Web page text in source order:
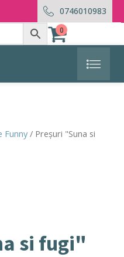
0746010983
0
Funny/ Preșuri "Suna si
si fugi"